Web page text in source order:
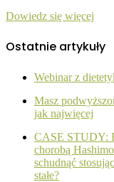
Dowiedz się więcej
Ostatnie artykuły
Webinar z
Masz
jak najwięcej
CASE STUDY:
chorobą
schudnąć
stałe?